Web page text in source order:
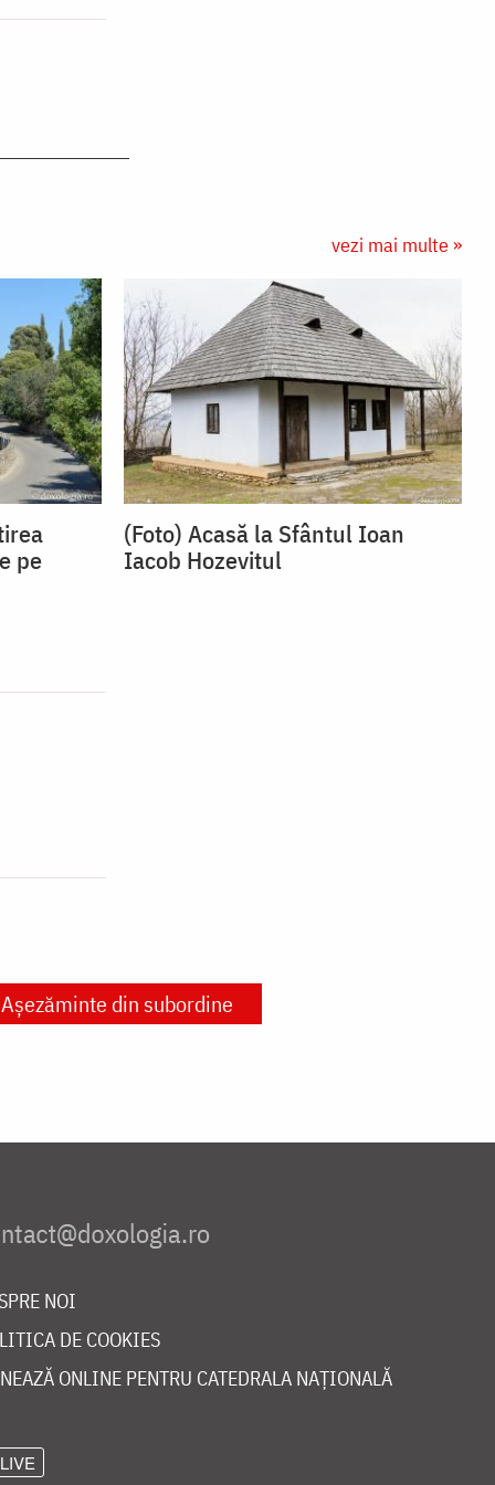
vezi mai multe »
pe
(Foto) Acasă la Sfântul Ioan
Iacob Hozevitul
Așezăminte din subordine
NOI
DE COOKIES
ONLINE PENTRU CATEDRALA NAȚIONALĂ
LIVE